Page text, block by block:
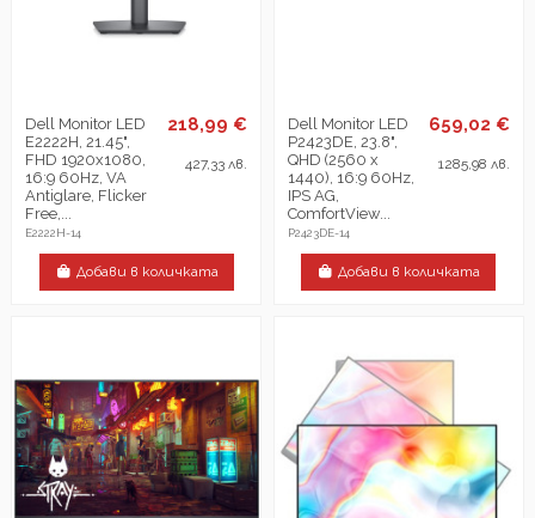
Dell Monitor LED
E2222H, 21.45",
FHD 1920x1080,
16:9 60Hz, VA
Antiglare, Flicker
Free,...
E2222H-14
218,99 €
427,33 лв.
Добави в количката
Dell Monitor LED
P2423DE, 23.8",
QHD (2560 x
1440), 16:9 60Hz,
IPS AG,
ComfortView...
P2423DE-14
659,02 €
1285,98 лв.
Добави в количката